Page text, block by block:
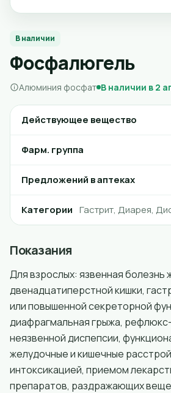
В наличии
Фосфалюгель
Алюминия фосфат В наличии в 2
Действующее вещество
Фарм. группа
Предложений в аптеках
Категории Гастрит, Диарея,
Показания
Для взрослых: язвенная болезнь
двенадцатиперстной кишки,
или повышенной секреторной
диафрагмальная грыжа,
неязвенной диспепсии,
желудочные и кишечные
интоксикацией, приемом
препаратов, раздражающих